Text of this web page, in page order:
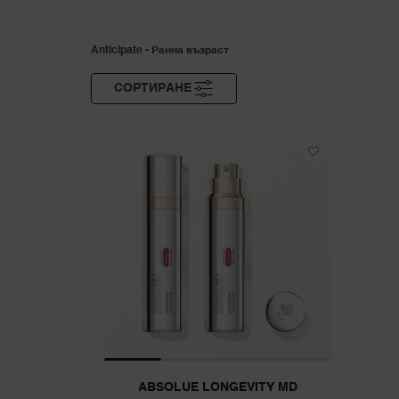
Anticipate - Ранна възраст
СОРТИРАНЕ
ФИЛТЪР
ABSOLUE LONGEVITY MD